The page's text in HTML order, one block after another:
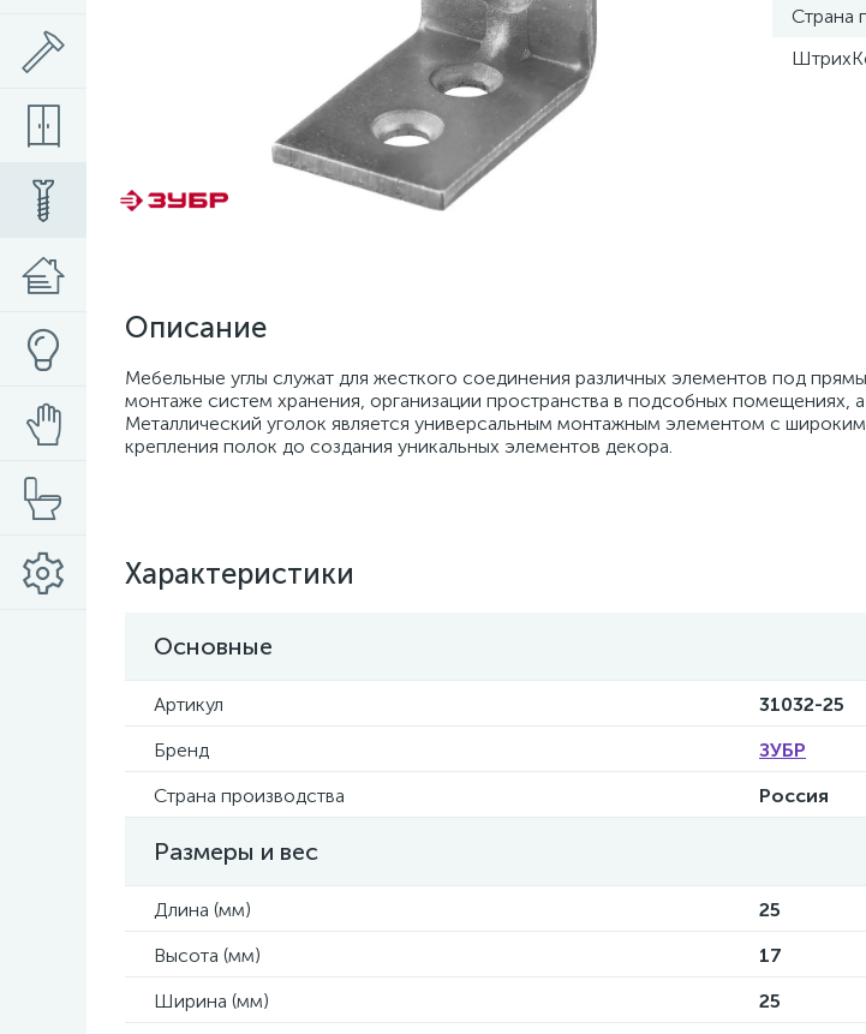
Страна
Описание
Мебельные углы служат для жесткого соединения различных элементов под
монтаже систем хранения, организации пространства в подсобных помещениях,
Металлический уголок является универсальным монтажным элементом с
крепления полок до создания уникальных элементов декора.
Характеристики
Основные
Артикул
31032-25
Бренд
ЗУБР
Страна производства
Россия
Размеры и вес
Длина (мм)
25
Высота (мм)
17
Ширина (мм)
25